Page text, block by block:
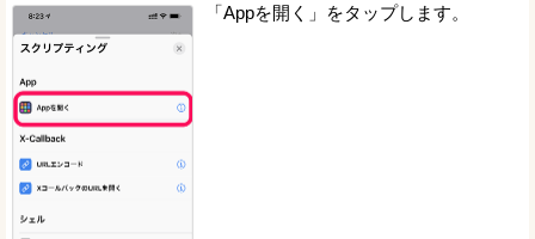
「Appを開く」をタップします。